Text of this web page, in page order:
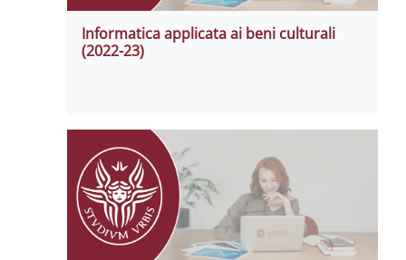
Informatica applicata ai beni culturali
(2022-23)